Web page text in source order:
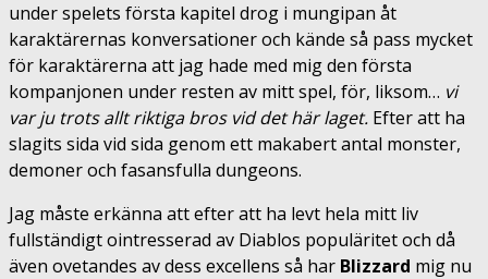
under spelets första kapitel drog i mungipan åt
karaktärernas konversationer och kände så pass mycket
för karaktärerna att jag hade med mig den första
kompanjonen under resten av mitt spel, för, liksom… vi
var ju trots allt riktiga bros vid det här laget. Efter att ha
slagits sida vid sida genom ett makabert antal monster,
demoner och fasansfulla dungeons.
Jag måste erkänna att efter att ha levt hela mitt liv
fullständigt ointresserad av Diablos populäritet och då
även ovetandes av dess excellens så har Blizzard mig nu